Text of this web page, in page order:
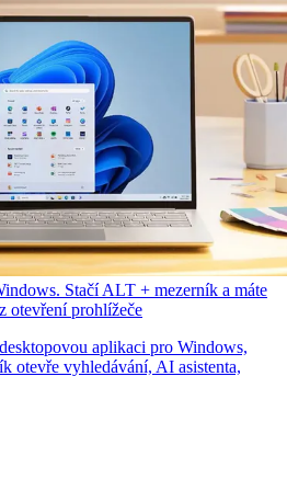
Stačí ALT + mezerník a máte
otevření prohlížeče
aplikaci pro Windows,
otevře vyhledávání, AI asistenta,